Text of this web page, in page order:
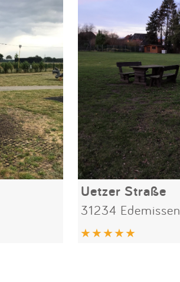
Uetzer Straße
31234 Edemissen